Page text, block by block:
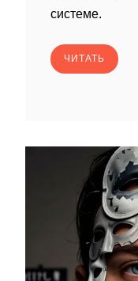
системе.
ЧИТАТЬ